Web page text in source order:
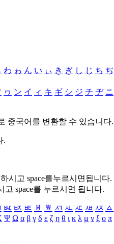
わ ゎ ん い ぃ き ぎ し じ ち ぢ
ヮ ン イ ィ キ ギ シ ジ チ ヂ ニ
중국어를 변환할 수 있습니다.
.
시고 space를누르시면됩니다.
고 space를 누르시면 됩니다.
ㅵ ㅶ ㅷ ㅸ ㅹ ㅺ ㅻ ㅼ ㅽ ㅾ ㅿ
Ψ Ω α β γ δ ε ζ η θ ι κ λ μ ν ξ ο π